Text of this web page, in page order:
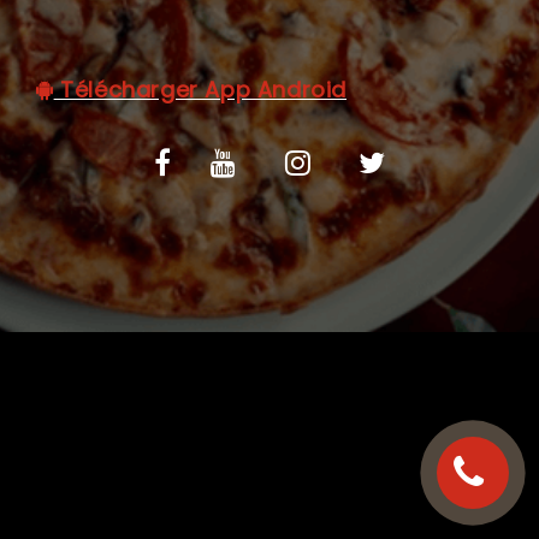
C.G.V
Télécharger App Android